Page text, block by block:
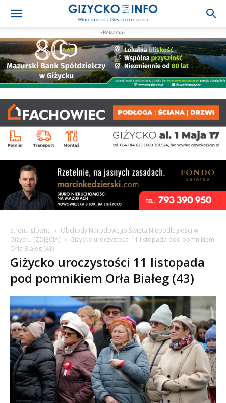
-Reklama-
Strona główna
Obchody Narodowego Święta Niepodległości w
Giżycku [ZDJĘCIA]
Giżycko uroczystości 11 listopada pod pomnikiem
Orła Białeg (43)
Giżycko uroczystości 11 listopada
pod pomnikiem Orła Białeg (43)